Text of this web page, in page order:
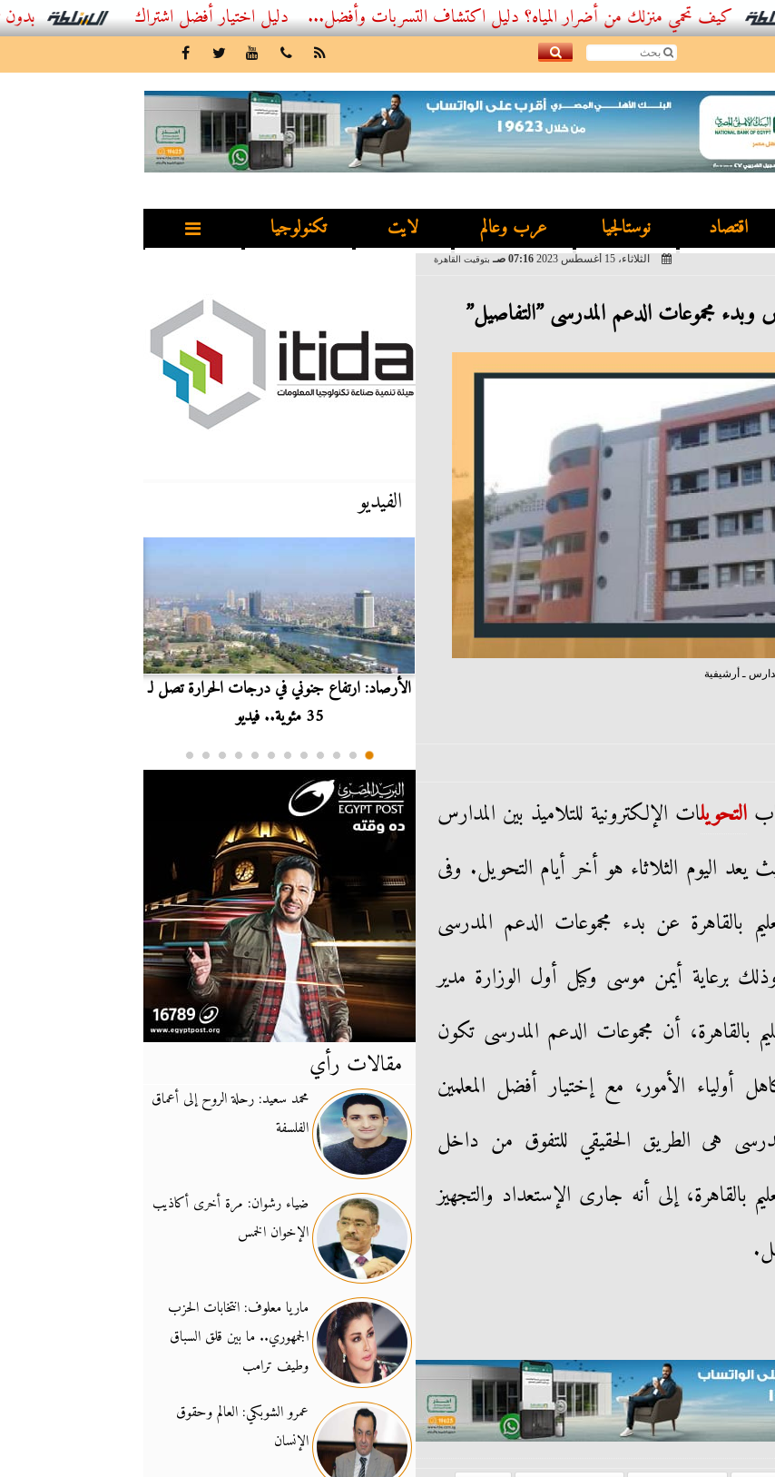
أفضل اشتراك IPTV بدون تقطيع 2026 – دليل المشاهد العصري منزلك من أضرار المياه؟ دليل اكتشاف التسربات وأفضل...
اقتصاد نوستالجيا عرب وعالم لايت تكنولوجيا
الثلاثاء، 15 أغسطس 2023 07:16 صـ بتوقيت القاهرة
مجموعات الدعم المدرسى ”التفاصيل”
ـ أرشيفية
التحويلات الإلكترونية للتلاميذ بين المدارس
اليوم الثلاثاء هو أخر أيام التحويل. وفى
بالقاهرة عن بدء مجموعات الدعم المدرسى
برعاية أيمن موسى وكيل أول الوزارة مدير
بالقاهرة، أن مجموعات الدعم المدرسى تكون
الأمور، مع إختيار أفضل المعلمين
هى الطريق الحقيقي للتفوق من داخل
بالقاهرة، إلى أنه جارى الإستعداد والتجهيز
الفيديو
الأرصاد: ارتفاع جنوني في درجات الحرارة تصل لـ
35 مئوية.. فيديو
مقالات رأي
محمد سعيد: رحلة الروح إلى أعماق
الفلسفة
ضياء رشوان: مرة أخرى أكاذيب
الإخوان الخمس
ماريا معلوف: انتخابات الحزب
الجمهوري.. ما بين قلق السباق
وطيف ترامب
عمرو الشوبكي: العالم وحقوق
الإنسان